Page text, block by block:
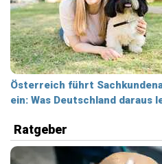
Österreich führt
ein: Was Deutschland daraus
Ratgeber